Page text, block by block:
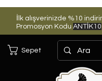
İlk alışverinizde %10
Promosyon Kodu ANTİK10
Sepet